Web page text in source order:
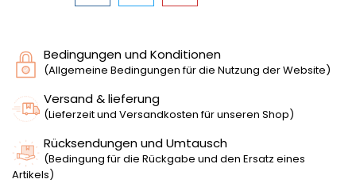
Bedingungen und Konditionen
(Allgemeine Bedingungen für die Nutzung der Website)
Versand & lieferung
(Lieferzeit und Versandkosten für unseren Shop)
Rücksendungen und Umtausch
(Bedingung für die Rückgabe und den Ersatz eines
Artikels)